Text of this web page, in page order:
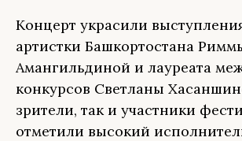
Концерт украсили
артистки Башкортостана
Амангильдиной и лауреата
конкурсов Светланы
зрители, так и участники
отметили высокий